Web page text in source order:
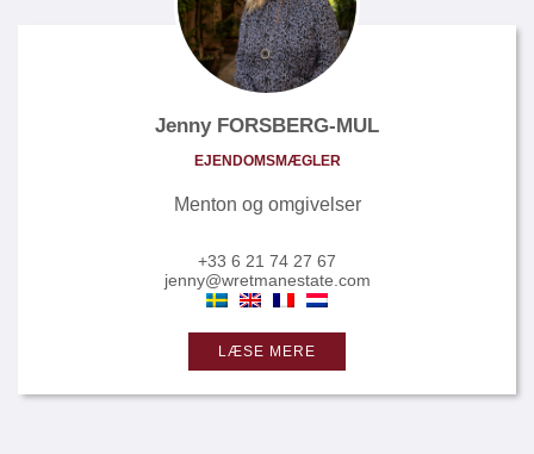
Jenny FORSBERG-MUL
EJENDOMSMÆGLER
Menton og omgivelser
+33 6 21 74 27 67
jenny@wretmanestate.com
LÆSE MERE